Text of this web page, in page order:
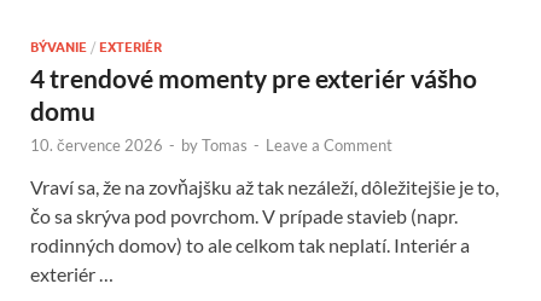
BÝVANIE / EXTERIÉR
4 trendové momenty pre exteriér vášho
domu
10. července 2026 - byTomas - Leave a Comment
Vraví sa, že na zovňajšku až tak nezáleží, dôležitejšie je to,
čo sa skrýva pod povrchom. V prípade stavieb (napr.
rodinných domov) to ale celkom tak neplatí. Interiér a
exteriér …